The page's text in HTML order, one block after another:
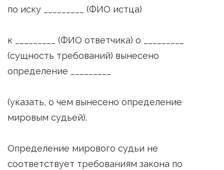
по иску _________ (ФИО истца)
к _________ (ФИО ответчика) о _________
(сущность требований) вынесено
определение _________
(указать, о чем вынесено определение
мировым судьей).
Определение мирового судьи не
соответствует требованиям закона по